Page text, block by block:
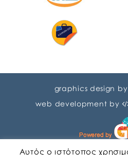
graphics design by
web development by
Αυτός ο ιστότοπος